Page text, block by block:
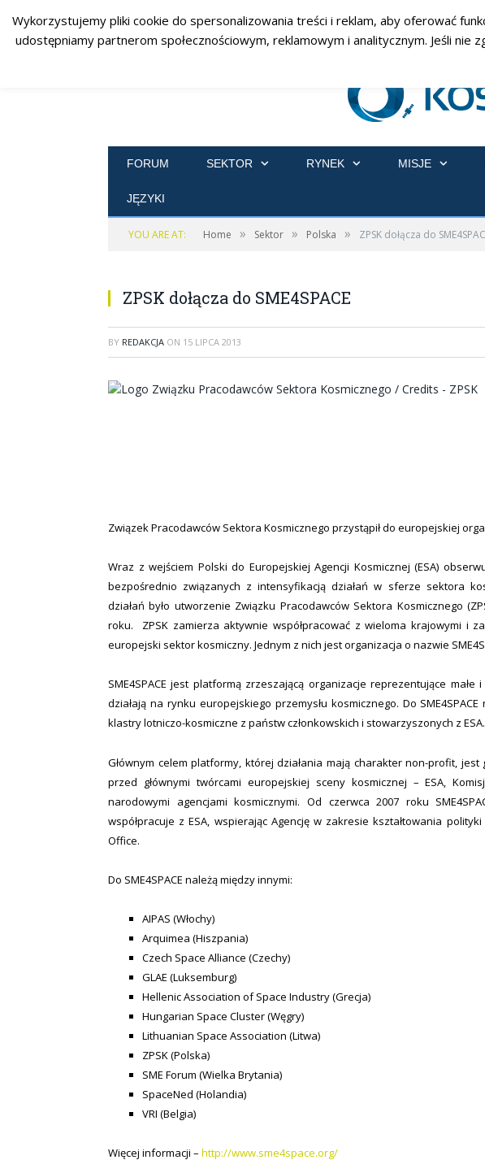
FORUM SEKTOR RYNEK MISJE
JĘZYKI
YOU ARE AT: Home » Sektor » Polska » ZPSK dołącza do
ZPSK dołącza do SME4SPACE
BY REDAKCJA ON 15 LIPCA 2013
Związek Pracodawców Sektora Kosmicznego przystąpił do europejskiej
Wraz z wejściem Polski do Europejskiej Agencji Kosmicznej (ESA)
bezpośrednio związanych z intensyfikacją działań w sferze sektora
działań było utworzenie Związku Pracodawców Sektora Kosmicznego
roku. ZPSK zamierza aktywnie współpracować z wieloma krajowymi i
europejski sektor kosmiczny. Jednym z nich jest organizacja o nazwie
SME4SPACE jest platformą zrzeszającą organizacje reprezentujące
działają na rynku europejskiego przemysłu kosmicznego. Do
klastry lotniczo-kosmiczne z państw członkowskich i stowarzyszonych z ESA.
Głównym celem platformy, której działania mają charakter non-profit,
przed głównymi twórcami europejskiej sceny kosmicznej – ESA,
narodowymi agencjami kosmicznymi. Od czerwca 2007 roku
współpracuje z ESA, wspierając Agencję w zakresie kształtowania
Office.
Do SME4SPACE należą między innymi:
AIPAS (Włochy)
Arquimea (Hiszpania)
Czech Space Alliance (Czechy)
GLAE (Luksemburg)
Hellenic Association of Space Industry (Grecja)
Hungarian Space Cluster (Węgry)
Lithuanian Space Association (Litwa)
ZPSK (Polska)
SME Forum (Wielka Brytania)
SpaceNed (Holandia)
VRI (Belgia)
Więcej informacji – http://www.sme4space.org/
Wykorzystujemy pliki cookie do spersonalizowania treści i reklam, aby oferować
udostępniamy partnerom społecznościowym, reklamowym i analitycznym. Jeśli